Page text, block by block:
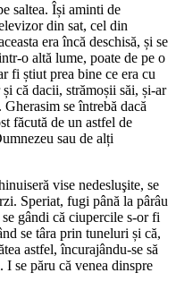
saltea. Își aminti de
din sat, cel din
era încă deschisă, și se
o altă lume, poate de pe o
fi știut prea bine ce era cu
că dacii, strămoșii săi, și-ar
se întrebă dacă
făcută de un astfel de
sau de alți
vise nedesluşite, se
Speriat, fugi până la pârâu
se gândi că ciupercile s-or fi
se târa prin tuneluri și că,
astfel, încurajându-se să
se păru că venea dinspre